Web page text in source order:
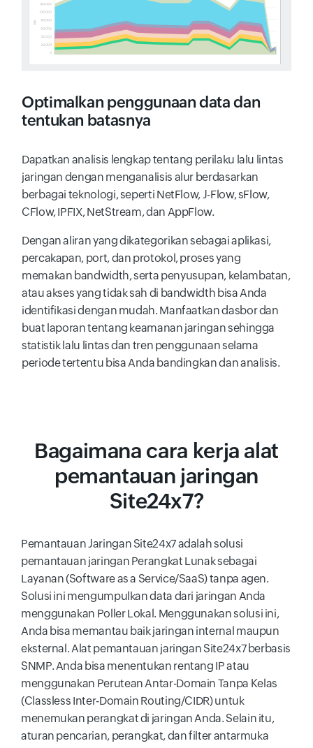
Optimalkan penggunaan data dan
tentukan batasnya
Dapatkan analisis lengkap tentang perilaku lalu lintas
jaringan dengan menganalisis alur berdasarkan
berbagai teknologi, seperti NetFlow, J-Flow, sFlow,
CFlow, IPFIX, NetStream, dan AppFlow.
Dengan aliran yang dikategorikan sebagai aplikasi,
percakapan, port, dan protokol, proses yang
memakan bandwidth, serta penyusupan, kelambatan,
atau akses yang tidak sah di bandwidth bisa Anda
identifikasi dengan mudah. Manfaatkan dasbor dan
buat laporan tentang keamanan jaringan sehingga
statistik lalu lintas dan tren penggunaan selama
periode tertentu bisa Anda bandingkan dan analisis.
Bagaimana cara kerja alat
pemantauan jaringan
Site24x7?
Pemantauan Jaringan Site24x7 adalah solusi
pemantauan jaringan Perangkat Lunak sebagai
Layanan (Software as a Service/SaaS) tanpa agen.
Solusi ini mengumpulkan data dari jaringan Anda
menggunakan Poller Lokal. Menggunakan solusi ini,
Anda bisa memantau baik jaringan internal maupun
eksternal. Alat pemantauan jaringan Site24x7 berbasis
SNMP. Anda bisa menentukan rentang IP atau
menggunakan Perutean Antar-Domain Tanpa Kelas
(Classless Inter-Domain Routing/CIDR) untuk
menemukan perangkat di jaringan Anda. Selain itu,
aturan pencarian, perangkat, dan filter antarmuka